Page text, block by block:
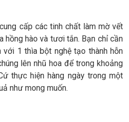
cấp các tinh chất làm mờ vết
hồng hào và tươi tắn. Bạn chỉ cần
1 thìa bột nghệ tạo thành hỗn
lên nhũ hoa để trong khoảng
thực hiện hàng ngày trong một
như mong muốn.